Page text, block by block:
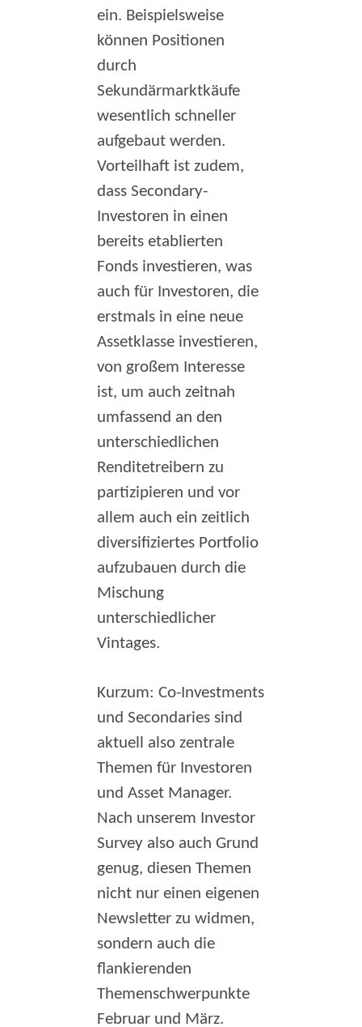
ein. Beispielsweise
können Positionen
durch
Sekundärmarktkäufe
wesentlich schneller
aufgebaut werden.
Vorteilhaft ist zudem,
dass Secondary-
Investoren in einen
bereits etablierten
Fonds investieren, was
auch für Investoren, die
erstmals in eine neue
Assetklasse investieren,
von großem Interesse
ist, um auch zeitnah
umfassend an den
unterschiedlichen
Renditetreibern zu
partizipieren und vor
allem auch ein zeitlich
diversifiziertes Portfolio
aufzubauen durch die
Mischung
unterschiedlicher
Vintages.
Kurzum: Co-Investments
und Secondaries sind
aktuell also zentrale
Themen für Investoren
und Asset Manager.
Nach unserem Investor
Survey also auch Grund
genug, diesen Themen
nicht nur einen eigenen
Newsletter zu widmen,
sondern auch die
flankierenden
Themenschwerpunkte
Februar und März.